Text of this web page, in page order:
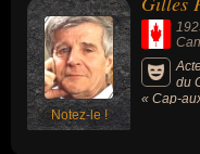
Notez-le !
du
« Cap-